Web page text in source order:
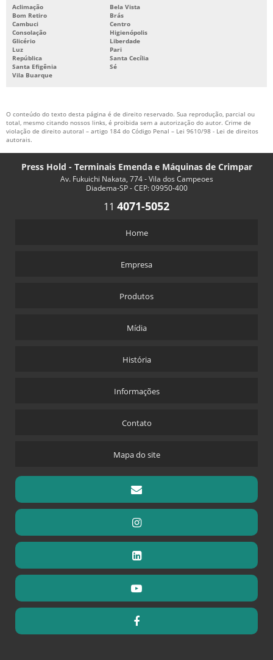
Aclimação
Bela Vista
Bom Retiro
Brás
Cambuci
Centro
Consolação
Higienópolis
Glicério
Liberdade
Luz
Pari
República
Santa Cecília
Santa Efigênia
Sé
Vila Buarque
O conteúdo do texto desta página é de direito reservado. Sua reprodução, parcial ou
total, mesmo citando nossos links, é proibida sem a autorização do autor. Crime de
violação de direito autoral – artigo 184 do Código Penal – Lei 9610/98 - Lei de direitos
autorais.
Press Hold - Terminais Emenda e Máquinas de Crimpar
Av. Fukuichi Nakata, 774 - Vila dos Campeoes
Diadema-SP - CEP: 09950-400
11 4071-5052
Home
Empresa
Produtos
Mídia
História
Informações
Contato
Mapa do site